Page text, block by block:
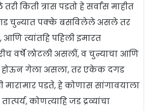
किती त्रास पडतो हे सर्वांस माहीत
चुन्यात पक्के बसविलेले असले तर
आणि त्यांतहि पहिली इमारत
वर्षे लोटली असलीं, व चुन्याचा आणि
होऊन गेला असला, तर एकेक दगड
मारामार पडते, हे कोणास सांगावयाला
कोणत्याहि जड द्रव्यांचा